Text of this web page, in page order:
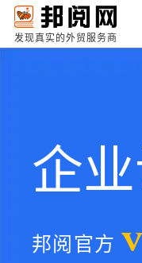
发现真实的外贸服务商
企
邦阅官方